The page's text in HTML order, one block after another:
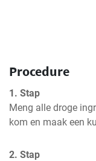
Procedure
1. Stap
Meng alle droge
kom en maak een
2. Stap